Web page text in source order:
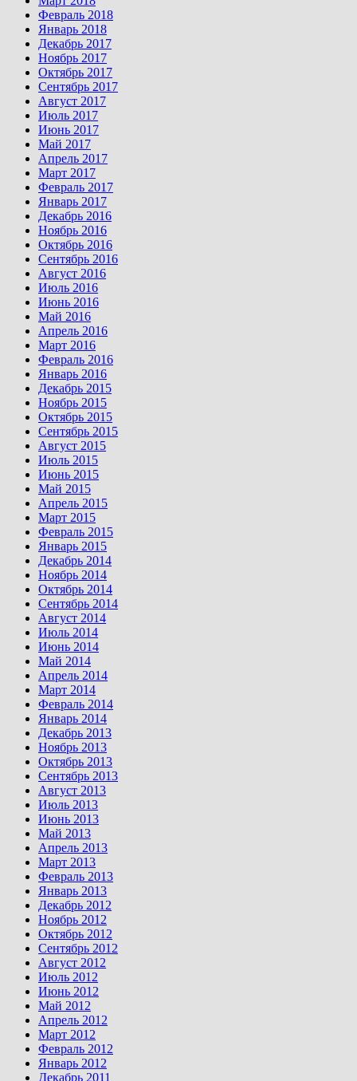
Февраль 2018
Январь 2018
Декабрь 2017
Ноябрь 2017
Октябрь 2017
Сентябрь 2017
Август 2017
Июль 2017
Июнь 2017
Май 2017
Апрель 2017
Март 2017
Февраль 2017
Январь 2017
Декабрь 2016
Ноябрь 2016
Октябрь 2016
Сентябрь 2016
Август 2016
Июль 2016
Июнь 2016
Май 2016
Апрель 2016
Март 2016
Февраль 2016
Январь 2016
Декабрь 2015
Ноябрь 2015
Октябрь 2015
Сентябрь 2015
Август 2015
Июль 2015
Июнь 2015
Май 2015
Апрель 2015
Март 2015
Февраль 2015
Январь 2015
Декабрь 2014
Ноябрь 2014
Октябрь 2014
Сентябрь 2014
Август 2014
Июль 2014
Июнь 2014
Май 2014
Апрель 2014
Март 2014
Февраль 2014
Январь 2014
Декабрь 2013
Ноябрь 2013
Октябрь 2013
Сентябрь 2013
Август 2013
Июль 2013
Июнь 2013
Май 2013
Апрель 2013
Март 2013
Февраль 2013
Январь 2013
Декабрь 2012
Ноябрь 2012
Октябрь 2012
Сентябрь 2012
Август 2012
Июль 2012
Июнь 2012
Май 2012
Апрель 2012
Март 2012
Февраль 2012
Январь 2012
Декабрь 2011